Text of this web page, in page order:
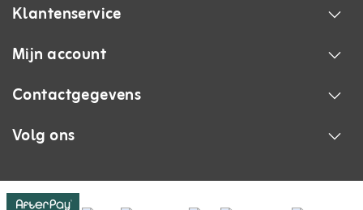
Klantenservice
Mijn account
Contactgegevens
Volg ons